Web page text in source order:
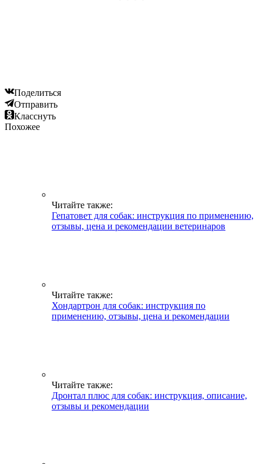
Поделиться
Отправить
Класснуть
Похожее
Читайте также:
Гепатовет для собак: инструкция по применению,
отзывы, цена и рекомендации ветеринаров
Читайте также:
Хондартрон для собак: инструкция по
применению, отзывы, цена и рекомендации
Читайте также:
Дронтал плюс для собак: инструкция, описание,
отзывы и рекомендации